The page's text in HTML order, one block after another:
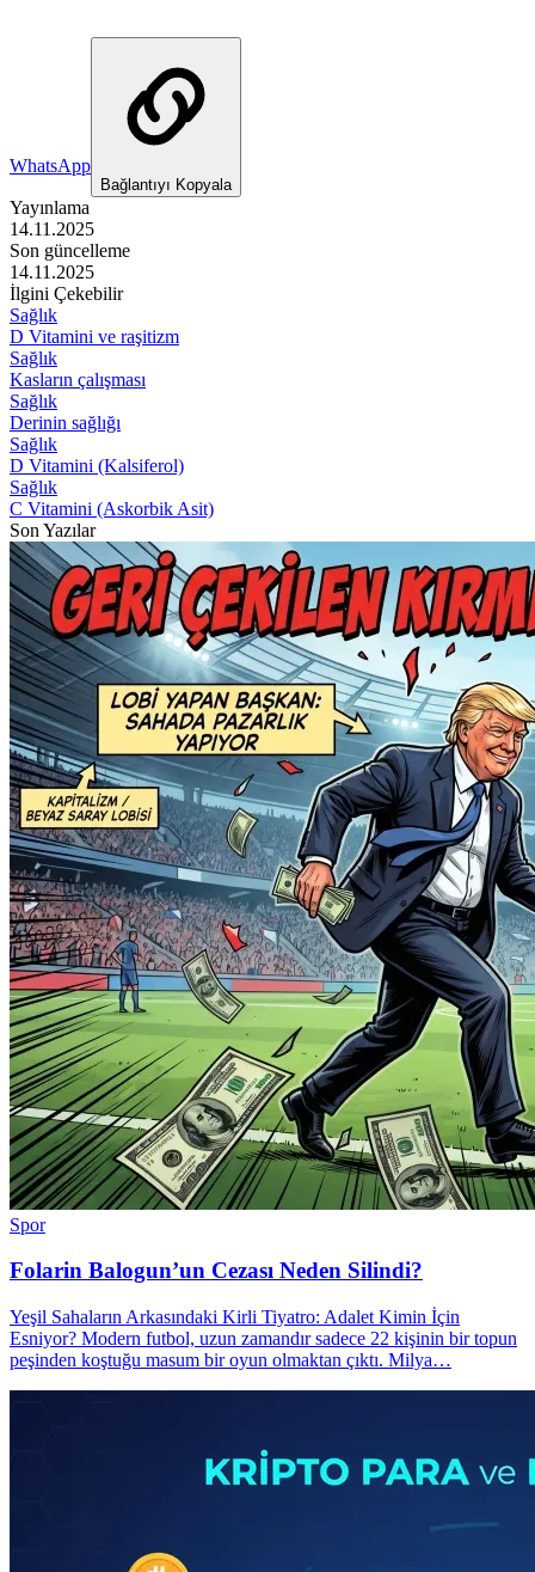
WhatsApp
Bağlantıyı Kopyala
Yayınlama
14.11.2025
Son güncelleme
14.11.2025
İlgini Çekebilir
Sağlık
D Vitamini ve raşitizm
Sağlık
Kasların çalışması
Sağlık
Derinin sağlığı
Sağlık
D Vitamini (Kalsiferol)
Sağlık
C Vitamini (Askorbik Asit)
Son Yazılar
Spor
Folarin Balogun’un Cezası Neden Silindi?
Yeşil Sahaların Arkasındaki Kirli Tiyatro: Adalet Kimin İçin
Esniyor? Modern futbol, uzun zamandır sadece 22 kişinin bir topun
peşinden koştuğu masum bir oyun olmaktan çıktı. Milya…